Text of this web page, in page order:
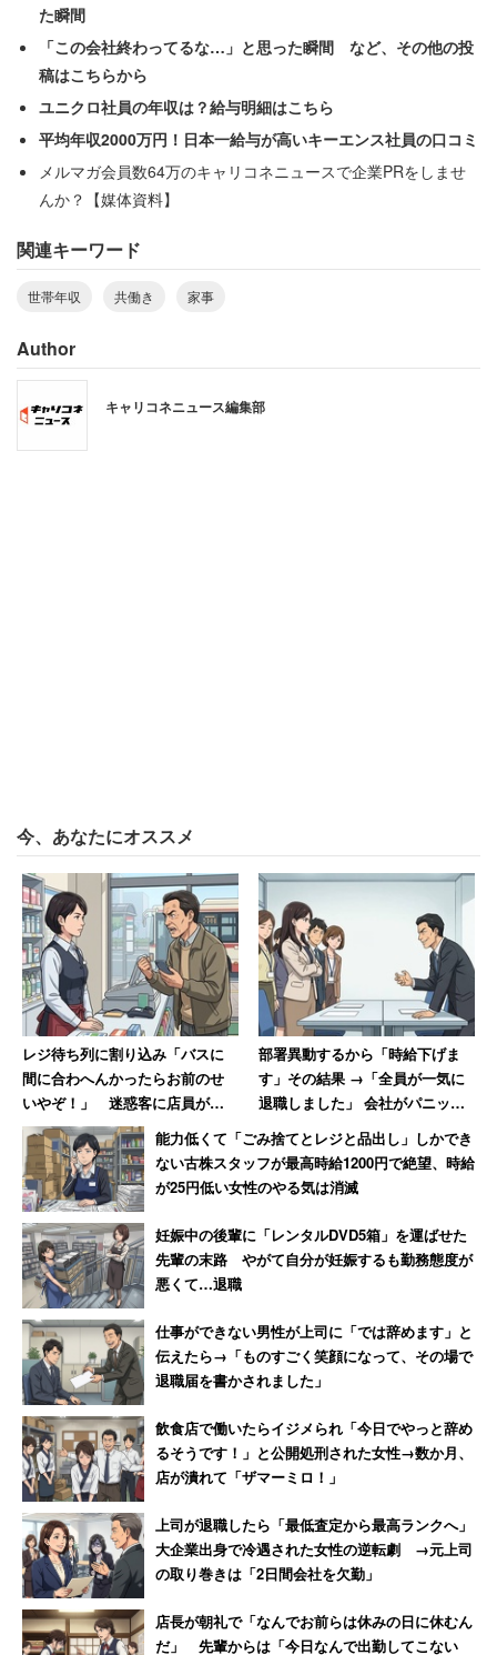
「『経験と資格があるんだからそれを生かして給料のいい
ところでちゃんと働け』と言われた。『だったら協力して
よ』と言うと『やる』と口にはするものの行動はなし」
働けと言う割に「協力」は口約束だけで行動が伴わない
夫。女性はどうにも許せないのだろう、「お金を貯めて定
綴っていた。
家事は終わりのないマラソン
ワークスタイル研究家の川上敬太郎氏は次のように語る。
す。100メートルの全力疾走はハードですが、毎日の帰宅
後や週末には休みがあります。一方、家事育児は365日休
みなく走り続ける、終わりのないマラソンです。どちらも
大変ですが、その性質は全く異なります。
一方、妻の方は多くが仕事の大変さも知っています。総務
省の労働力調査によると、2021年に正規の職員・従業員
として働く15～24歳の男性144万人に対して、女性は132
万人とほとんど差がありません。結婚や出産を経て女性の
比率は減少していきますが、社会に出て間もないころは、
女性も男性と遜色ない仕事経験を有しているのです。
仕事の大変さしか知らない夫が、妻に「もっと働け」など
と言い捨てる姿を見て育てば、子どもも少なからず感化さ
れることになります。仕事と家事育児両方の大変さを知る
妻からすれば、そんな夫に腹立たしさはもちろん、滑稽さ
すら感じてしまうのではないでしょうか。＞
た瞬間
「この会社終わってるな…」と思った瞬間 など、その他の投
稿はこちらから
ユニクロ社員の年収は？給与明細はこちら
平均年収2000万円！日本一給与が高いキーエンス社員の口コミ
メルマガ会員数64万のキャリコネニュースで企業PRをしませ
んか？【媒体資料】
関連キーワード
世帯年収 共働き 家事
Author
キャリコネニュース編集部
今、あなたにオススメ
レジ待ち列に割り込み「バスに
間に合わへんかったらお前のせ
いやぞ！」 迷惑客に店員が反
撃「私のせいじゃないです」
部署異動するから「時給下げま
す」その結果 →「全員が一気に
退職しました」 会社がパニック
能力低くて「ごみ捨てとレジと品出し」しかでき
ない古株スタッフが最高時給1200円で絶望、時給
が25円低い女性のやる気は消滅
妊娠中の後輩に「レンタルDVD5箱」を運ばせた
先輩の末路 やがて自分が妊娠するも勤務態度が
悪くて…退職
仕事ができない男性が上司に「では辞めます」と
伝えたら→「ものすごく笑顔になって、その場で
退職届を書かされました」
飲食店で働いたらイジメられ「今日でやっと辞め
るそうです！」と公開処刑された女性→数か月、
店が潰れて「ザマーミロ！」
上司が退職したら「最低査定から最高ランクへ」
大企業出身で冷遇された女性の逆転劇 →元上司
の取り巻きは「2日間会社を欠勤」
店長が朝礼で「なんでお前らは休みの日に休むん
だ」 先輩からは「今日なんで出勤してこない